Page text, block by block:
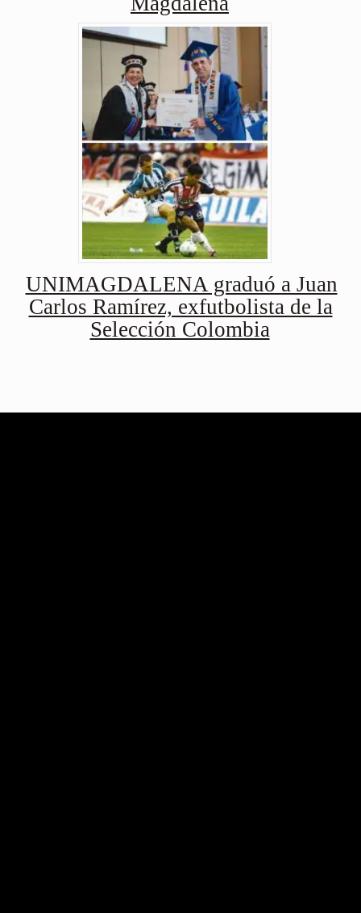
UNIMAGDALENA graduó a Juan
Carlos Ramírez, exfutbolista de la
Selección Colombia